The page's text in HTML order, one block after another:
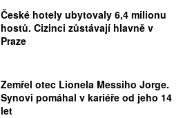
České hotely ubytovaly 6,4 milionu
hostů. Cizinci zůstávají hlavně v
Praze
Zemřel otec Lionela Messiho Jorge.
Synovi pomáhal v kariéře od jeho 14
let